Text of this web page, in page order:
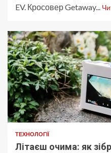
EV. Кросовер Getaway...
ТЕХНОЛОГІЇ
Літаєш очима: як